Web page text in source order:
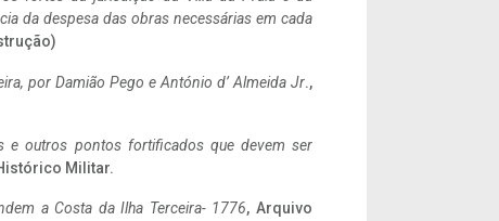
da despesa das obras necessárias em cada
por Damião Pego e António d’ Almeida Jr.,
e outros pontos fortificados que devem ser
Militar.
a Costa da Ilha Terceira- 1776, Arquivo